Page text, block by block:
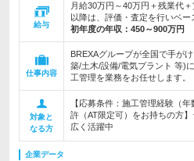
給与
月給30万円～40万円＋残業代
以降は、評価・査定を行いベー
初年度の年収： 450～900万円
仕事内容
BREXAグループが全国で手が
築/土木/設備/電気プラント 等)
工管理を業務をお任せします。
対象と
なる方
【応募条件：施工管理経験（
許（AT限定可）をお持ちの方
広く活躍中
企業データ